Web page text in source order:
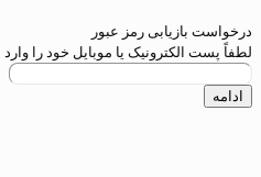
رمز عبور
یا موبایل خود را وارد نمایید